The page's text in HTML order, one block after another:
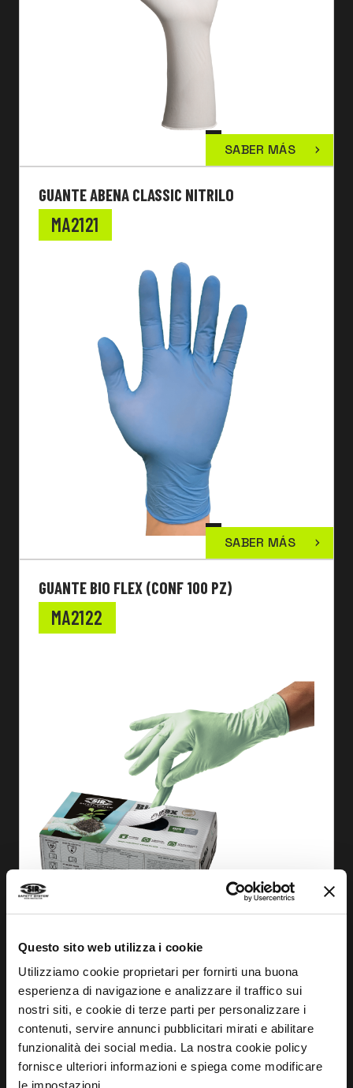
Questo sito web utilizza i cookie
Utilizziamo cookie proprietari per fornirti una buona
esperienza di navigazione e analizzare il traffico sui
nostri siti, e cookie di terze parti per personalizzare i
contenuti, servire annunci pubblicitari mirati e abilitare
funzionalità dei social media. La nostra cookie policy
fornisce ulteriori informazioni e spiega come modificare
le impostazioni.
SABER MÁS
GUANTE ABENA CLASSIC NITRILO
MA2121
SABER MÁS
GUANTE BIO FLEX (CONF 100 PZ)
MA2122
GUANTE SKINNY EKO (100 PIEZAS)
MA2124